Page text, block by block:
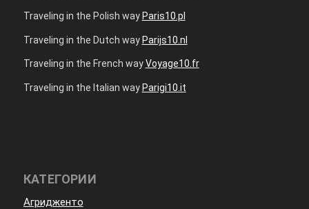
Traveling in the Polish way Paris10.pl
Traveling in the Dutch wayParijs10.nl
Traveling in the French wayVoyage10.fr
Traveling in the Italian way Parigi10.it
КАТЕГОРИИ
Агридженто